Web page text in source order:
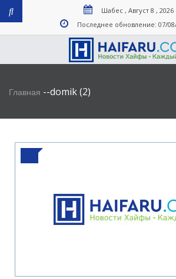
Шабес , Август 8 , 2026
Последнее обновление: 07/
Главная --domik (2)